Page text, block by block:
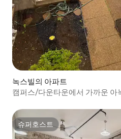
녹스빌의 아파트
캠퍼스/다운타운에서 가까운 아
슈퍼호스트
슈퍼호스트